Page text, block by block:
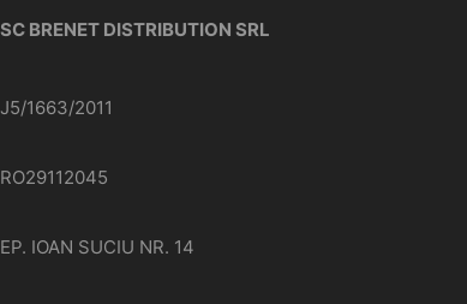
SC BRENET DISTRIBUTION SRL
J5/1663/2011
RO29112045
EP. IOAN SUCIU NR. 14